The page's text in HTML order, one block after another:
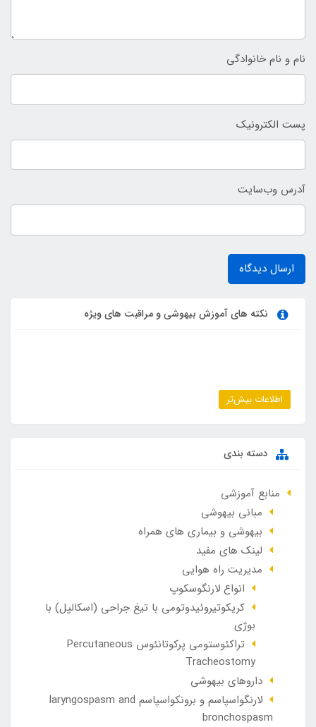
نام و نام خانوادگی
پست الکترونیک
آدرس وب‌سایت
ارسال دیدگاه
نکته های آموزش بیهوشی و مراقبت های ویژه
اطلاعات بیش‌تر
دسته بندی
منابع آموزشی
مبانی بیهوشی
بیهوشی و بیماری های همراه
لینک های مفید
مدیریت راه هوایی
انواع لارنگوسکوپ
کریکوتیروئیدوتومی با تیغ جراحی (اسکالپل) با
بوژی
تراکئوستومی پرکوتانئوس Percutaneous
Tracheostomy
داروهای بیهوشی
لارنگواسپاسم و برونکواسپاسم laryngospasm and
bronchospasm